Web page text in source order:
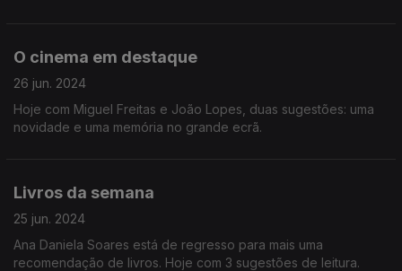
O cinema em destaque
26 jun. 2024
Hoje com Miguel Freitas e João Lopes, duas sugestões: uma
novidade e uma memória no grande ecrã.
Livros da semana
25 jun. 2024
Ana Daniela Soares está de regresso para mais uma
recomendação de livros. Hoje com 3 sugestões de leitura.